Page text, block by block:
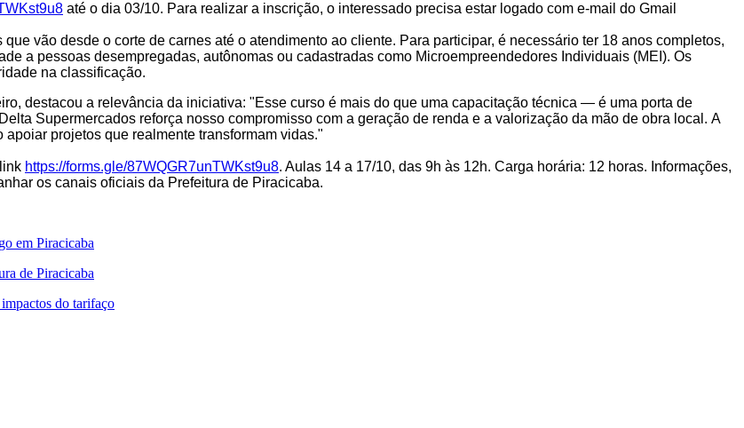
até o dia 03/10. Para realizar a inscrição, o interessado precisa estar logado com e-mail do Gmail
vão desde o corte de carnes até o atendimento ao cliente. Para participar, é necessário ter 18 anos completos,
a pessoas desempregadas, autônomas ou cadastradas como Microempreendedores Individuais (MEI). Os
na classificação.
destacou a relevância da iniciativa: "Esse curso é mais do que uma capacitação técnica — é uma porta de
Supermercados reforça nosso compromisso com a geração de renda e a valorização da mão de obra local. A
apoiar projetos que realmente transformam vidas."
https://forms.gle/87WQGR7unTWKst9u8. Aulas 14 a 17/10, das 9h às 12h. Carga horária: 12 horas. Informações,
os canais oficiais da Prefeitura de Piracicaba.
em Piracicaba
de Piracicaba
do tarifaço